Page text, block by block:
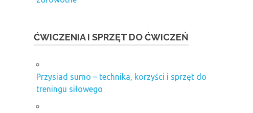
ĆWICZENIA I SPRZĘT DO ĆWICZEŃ
Przysiad sumo – technika, korzyści i sprzęt do
treningu siłowego